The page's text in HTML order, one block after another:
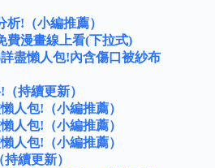
析!（小編推薦）
費漫畫線上看(下拉式)
盡懶人包!內含傷口被紗布
持續更新）
人包!（小編推薦）
人包!（小編推薦）
人包!（小編推薦）
續更新）